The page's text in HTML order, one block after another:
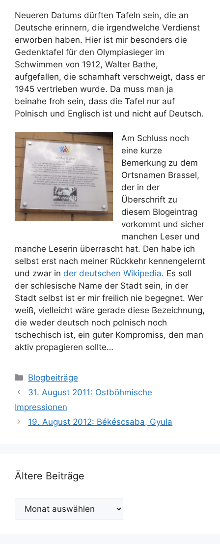
Neueren Datums dürften Tafeln sein, die an
Deutsche erinnern, die irgendwelche Verdienst
erworben haben. Hier ist mir besonders die
Gedenktafel für den Olympiasieger im
Schwimmen von 1912, Walter Bathe,
aufgefallen, die schamhaft verschweigt, dass er
1945 vertrieben wurde. Da muss man ja
beinahe froh sein, dass die Tafel nur auf
Polnisch und Englisch ist und nicht auf Deutsch.
Am Schluss noch
eine kurze
Bemerkung zu dem
Ortsnamen Brassel,
der in der
Überschrift zu
diesem Blogeintrag
vorkommt und sicher
manchen Leser und
manche Leserin überrascht hat. Den habe ich
selbst erst nach meiner Rückkehr kennengelernt
und zwar in der deutschen Wikipedia. Es soll
der schlesische Name der Stadt sein, in der
Stadt selbst ist er mir freilich nie begegnet. Wer
weiß, vielleicht wäre gerade diese Bezeichnung,
die weder deutsch noch polnisch noch
tschechisch ist, ein guter Kompromiss, den man
aktiv propagieren sollte…
Kategorien
Blogbeiträge
31. August 2011: Ostböhmische
Impressionen
19. August 2012: Békéscsaba, Gyula
Ältere Beiträge
Ältere